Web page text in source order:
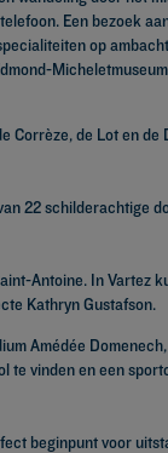
Een bezoek
op
Corrèze, de Lot en
22 schilderachtige
Antoine. In Vartez
Kathryn Gustafson.
Amédée
vinden en een
beginpunt voor